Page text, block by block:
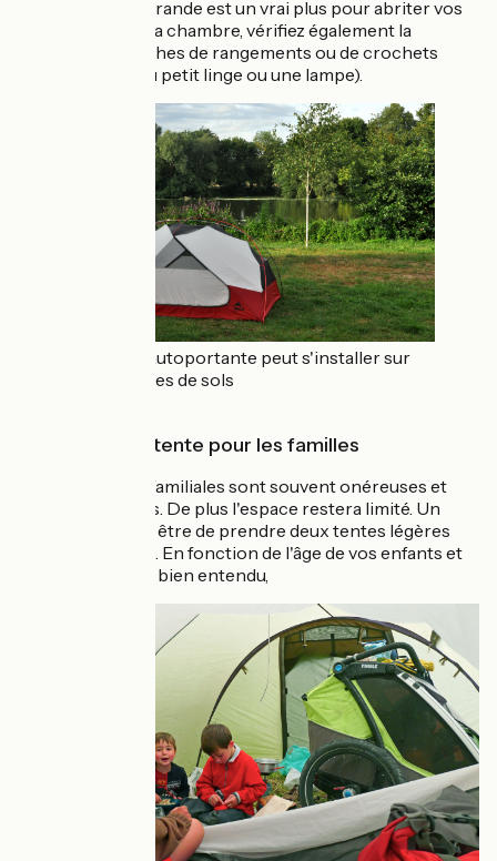
(l'entrée) assez grande est un vrai plus pour abriter vos
sacoches. Dans la chambre, vérifiez également la
présence de poches de rangements ou de crochets
(pour étendre du petit linge ou une lampe).
Une tente autoportante peut s'installer sur
tous les types de sols
Le choix d'une tente pour les familles
Les tentes dites familiales sont souvent onéreuses et
rarement légères. De plus l'espace restera limité. Un
compromis peut être de prendre deux tentes légères
que vous accolez. En fonction de l'âge de vos enfants et
de vos habitudes bien entendu,